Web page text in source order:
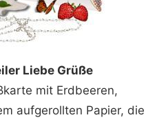
Liebe Grüße
mit Erdbeeren,
aufgerollten Papier, die